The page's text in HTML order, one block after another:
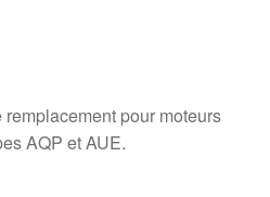
pour moteurs
AQP et AUE.